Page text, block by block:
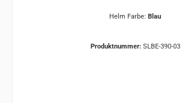
Helm Farbe: Blau
Produktnummer: SLBE-390-03